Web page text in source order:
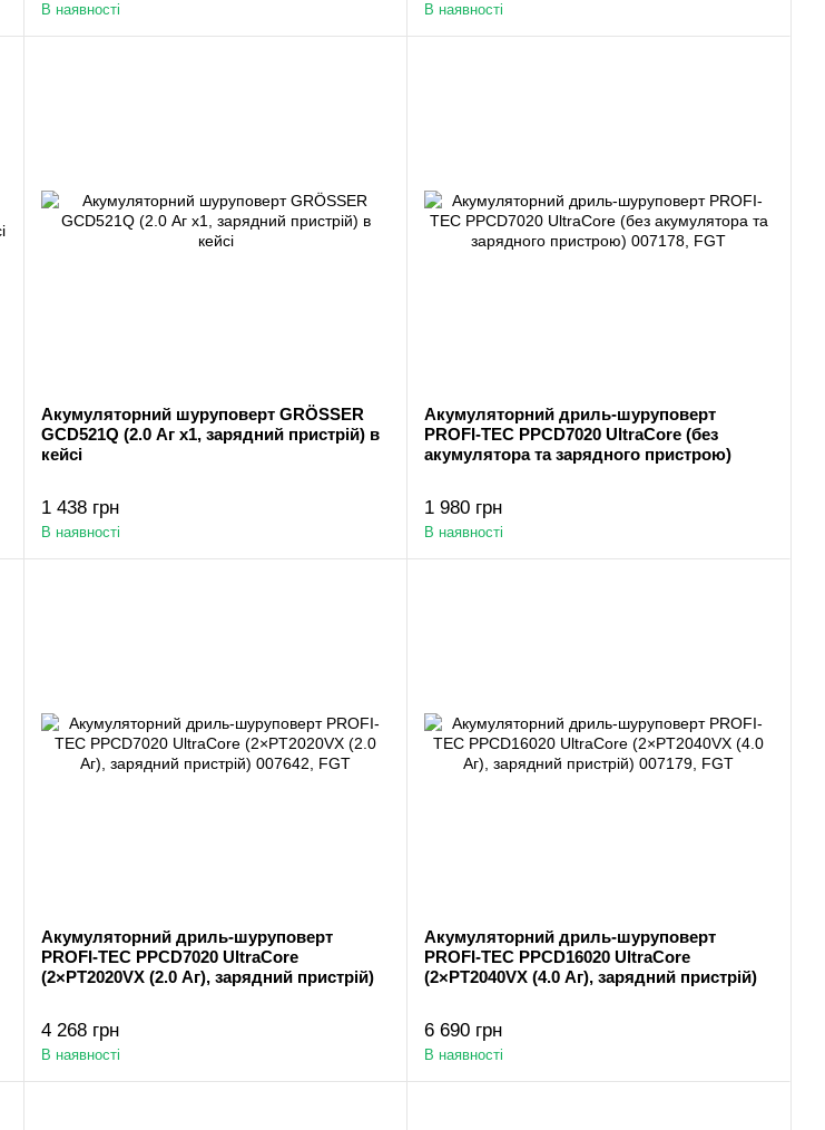
В наявності В наявності
Акумуляторний шуруповерт GRÖSSER
GСD521Q (2.0 Аг х1, зарядний пристрій) в
кейсі
1 438 грн
В наявності
Акумуляторний дриль-шуруповерт
PROFI-TEC PPCD7020 UltraCore (без
акумулятора та зарядного пристрою)
1 980 грн
В наявності
Акумуляторний дриль-шуруповерт
PROFI-TEC PPCD7020 UltraCore
(2×PT2020VX (2.0 Аг), зарядний пристрій)
4 268 грн
В наявності
Акумуляторний дриль-шуруповерт
PROFI-TEC PPCD16020 UltraCore
(2×PT2040VX (4.0 Аг), зарядний пристрій)
6 690 грн
В наявності